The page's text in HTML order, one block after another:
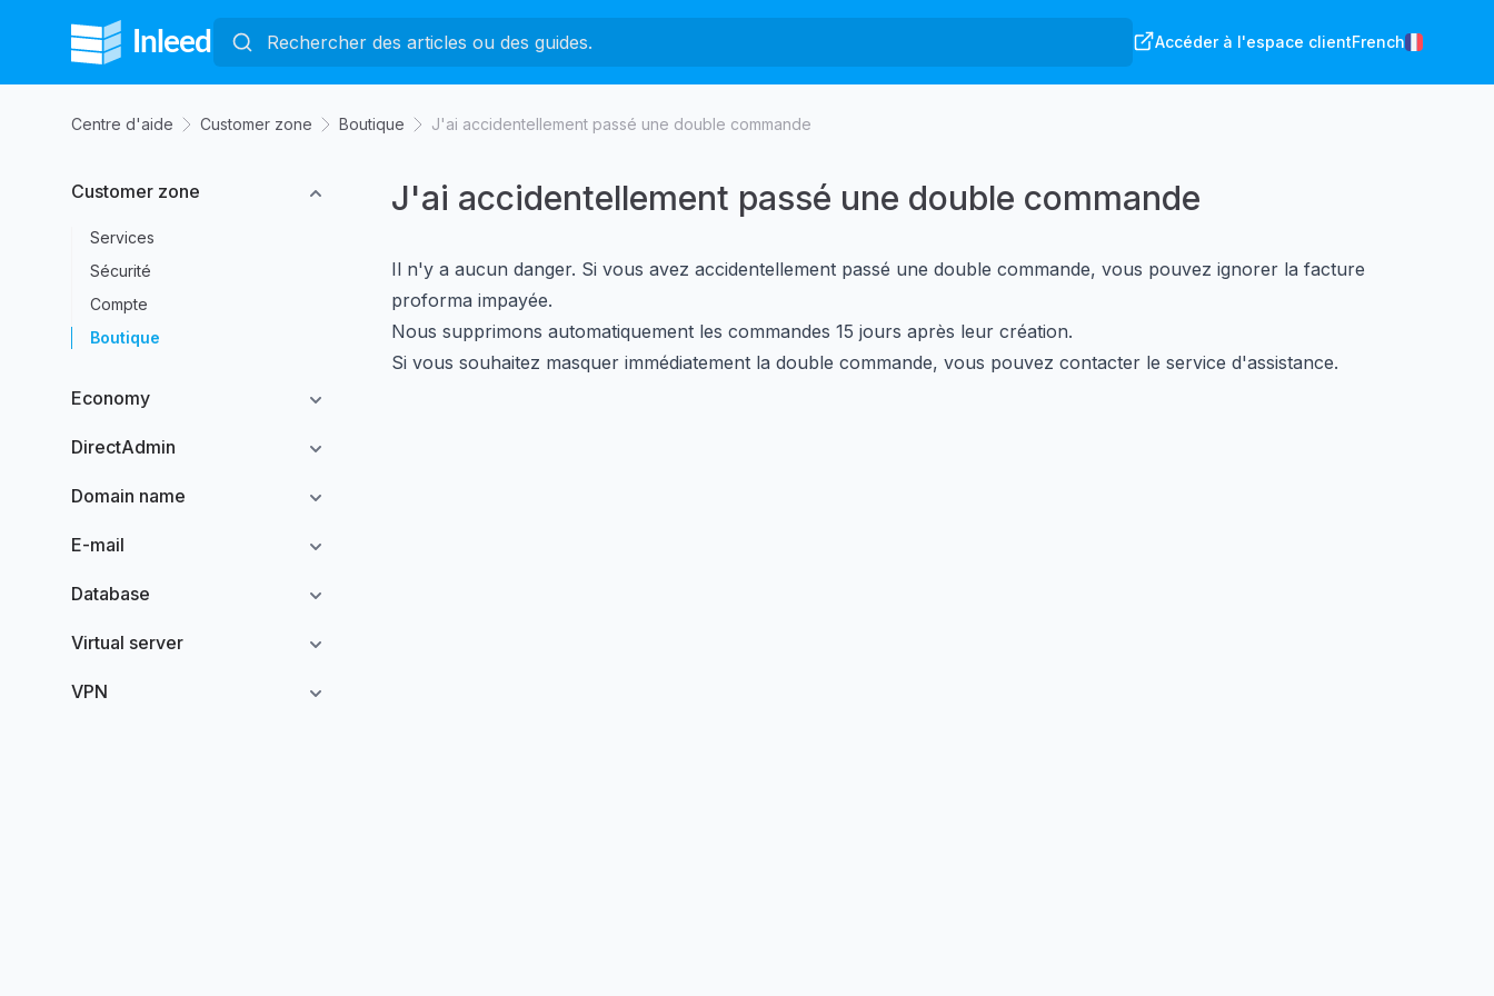
Accéder à l'espace clientFrench
Centre d'aide Customer zone Boutique J'ai accidentellement passé une double commande
Customer zone
Services
Sécurité
Compte
Boutique
Economy
DirectAdmin
Domain name
E-mail
Database
Virtual server
VPN
J'ai accidentellement passé une double commande
Il n'y a aucun danger. Si vous avez accidentellement passé une double commande, vous pouvez ignorer la facture
proforma impayée.
Nous supprimons automatiquement les commandes 15 jours après leur création.
Si vous souhaitez masquer immédiatement la double commande, vous pouvez contacter le service d'assistance.